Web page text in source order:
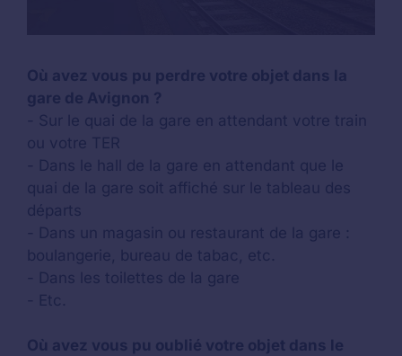
Où avez vous pu perdre votre objet dans la
gare de Avignon ?
- Sur le quai de la gare en attendant votre train
ou votre TER
- Dans le hall de la gare en attendant que le
quai de la gare soit affiché sur le tableau des
départs
- Dans un magasin ou restaurant de la gare :
boulangerie, bureau de tabac, etc.
- Dans les toilettes de la gare
- Etc.
Où avez vous pu oublié votre objet dans le